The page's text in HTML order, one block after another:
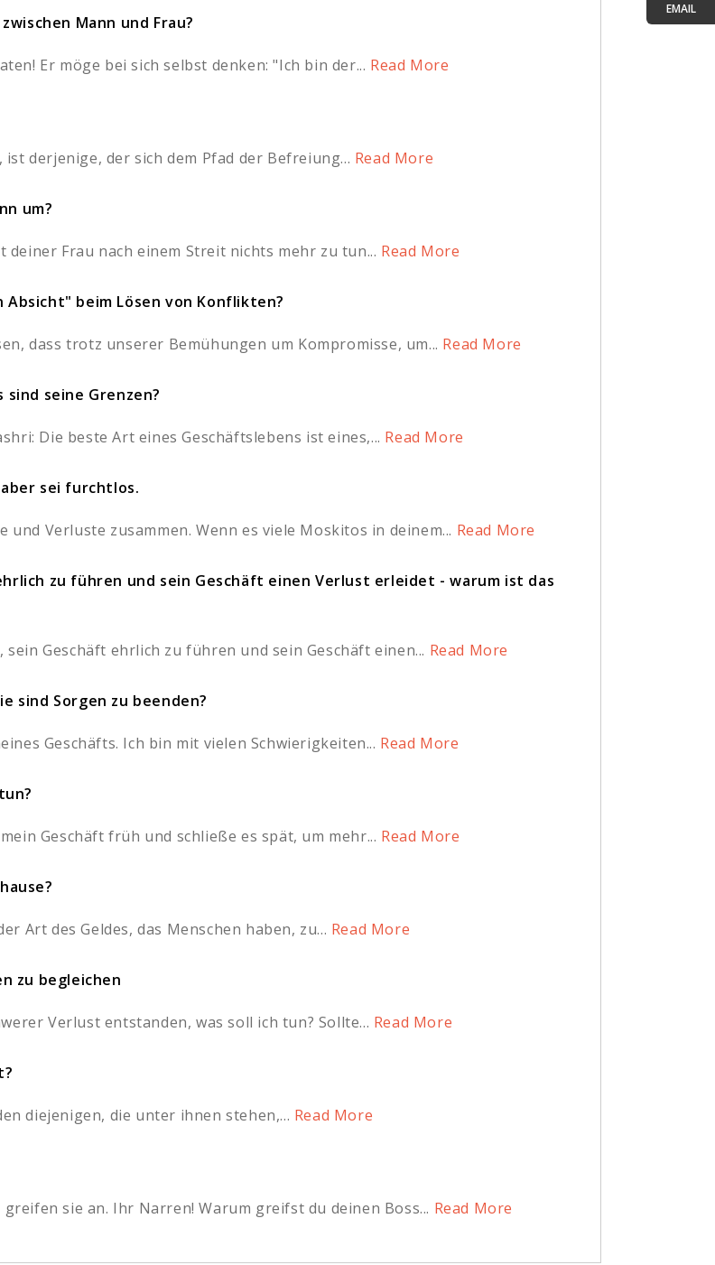
Mann und Frau?
Er möge bei sich selbst denken: "Ich bin der... Read More
derjenige, der sich dem Pfad der Befreiung... Read More
um?
deiner Frau nach einem Streit nichts mehr zu tun... Read More
beim Lösen von Konflikten?
dass trotz unserer Bemühungen um Kompromisse, um... Read More
seine Grenzen?
Die beste Art eines Geschäftslebens ist eines,... Read More
sei furchtlos.
und Verluste zusammen. Wenn es viele Moskitos in deinem... Read More
zu führen und sein Geschäft einen Verlust erleidet - warum ist das
Geschäft ehrlich zu führen und sein Geschäft einen... Read More
sind Sorgen zu beenden?
Geschäfts. Ich bin mit vielen Schwierigkeiten... Read More
Geschäft früh und schließe es spät, um mehr... Read More
Art des Geldes, das Menschen haben, zu... Read More
zu begleichen
Verlust entstanden, was soll ich tun? Sollte... Read More
diejenigen, die unter ihnen stehen,... Read More
sie an. Ihr Narren! Warum greifst du deinen Boss... Read More
EMAIL